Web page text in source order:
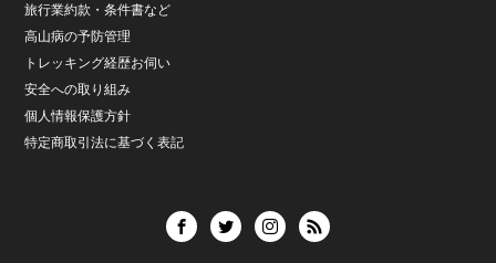
旅行業約款・条件書など
高山病の予防管理
トレッキング経歴お伺い
安全への取り組み
個人情報保護方針
特定商取引法に基づく表記